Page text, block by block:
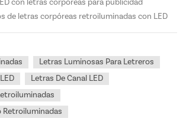
con letras corpóreas para publicidad
de letras corpóreas retroiluminadas con LED
3D de alta calidad, ampliamente utilizados
imagen de marca en escaparates,
y promoción comercial...
Letras Luminosas Para Letreros
Letras De Canal LED
Retroiluminadas